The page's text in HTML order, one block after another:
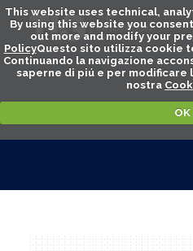
This website uses technical,
By using this website you
out more and modify your
PolicyQuesto sito utilizza cookie
Continuando la navigazione
saperne di piú e per
nostra
OK